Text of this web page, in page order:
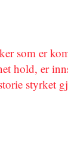
som er
hold, er
styrket